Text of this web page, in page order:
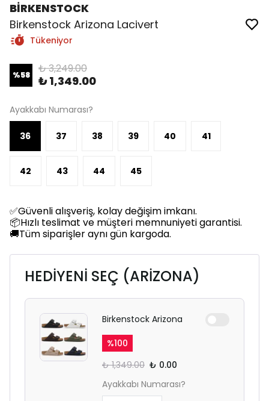
BİRKENSTOCK
Birkenstock Arizona Lacivert
Tükeniyor
%58 ₺ 3,249.00
₺ 1,349.00
Ayakkabı Numarası?
36 37 38 39 40 41
42 43 44 45
✅Güvenli alışveriş, kolay değişim imkanı.
📦Hızlı teslimat ve müşteri memnuniyeti garantisi.
🚚Tüm siparişler aynı gün kargoda.
HEDİYENİ SEÇ (ARİZONA)
Birkenstock Arizona
%100
₺ 1,349.00 ₺ 0.00
Ayakkabı Numarası?